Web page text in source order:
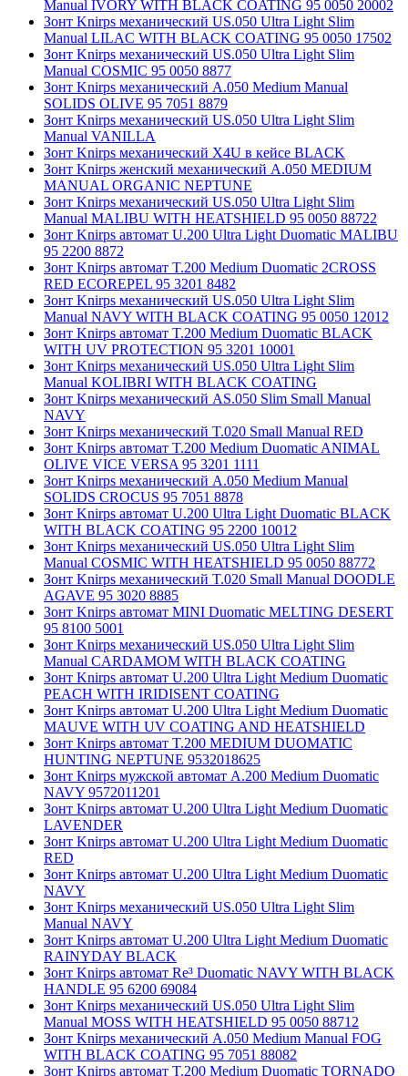
Manual IVORY WITH BLACK COATING 95 0050 20002
Зонт Knirps механический US.050 Ultra Light Slim
Manual LILAC WITH BLACK COATING 95 0050 17502
Зонт Knirps механический US.050 Ultra Light Slim
Manual COSMIC 95 0050 8877
Зонт Knirps механический A.050 Medium Manual
SOLIDS OLIVE 95 7051 8879
Зонт Knirps механический US.050 Ultra Light Slim
Manual VANILLA
Зонт Knirps механический X4U в кейсе BLACK
Зонт Knirps женский механический A.050 MEDIUM
MANUAL ORGANIC NEPTUNE
Зонт Knirps механический US.050 Ultra Light Slim
Manual MALIBU WITH HEATSHIELD 95 0050 88722
Зонт Knirps автомат U.200 Ultra Light Duomatic MALIBU
95 2200 8872
Зонт Knirps автомат T.200 Medium Duomatic 2CROSS
RED ECOREPEL 95 3201 8482
Зонт Knirps механический US.050 Ultra Light Slim
Manual NAVY WITH BLACK COATING 95 0050 12012
Зонт Knirps автомат T.200 Medium Duomatic BLACK
WITH UV PROTECTION 95 3201 10001
Зонт Knirps механический US.050 Ultra Light Slim
Manual KOLIBRI WITH BLACK COATING
Зонт Knirps механический AS.050 Slim Small Manual
NAVY
Зонт Knirps механический T.020 Small Manual RED
Зонт Knirps автомат T.200 Medium Duomatic ANIMAL
OLIVE VICE VERSA 95 3201 1111
Зонт Knirps механический A.050 Medium Manual
SOLIDS CROCUS 95 7051 8878
Зонт Knirps автомат U.200 Ultra Light Duomatic BLACK
WITH BLACK COATING 95 2200 10012
Зонт Knirps механический US.050 Ultra Light Slim
Manual COSMIC WITH HEATSHIELD 95 0050 88772
Зонт Knirps механический T.020 Small Manual DOODLE
AGAVE 95 3020 8885
Зонт Knirps автомат MINI Duomatic MELTING DESERT
95 8100 5001
Зонт Knirps механический US.050 Ultra Light Slim
Manual CARDAMOM WITH BLACK COATING
Зонт Knirps автомат U.200 Ultra Light Medium Duomatic
PEACH WITH IRIDISENT COATING
Зонт Knirps автомат U.200 Ultra Light Medium Duomatic
MAUVE WITH UV COATING AND HEATSHIELD
Зонт Knirps автомат T.200 MEDIUM DUOMATIC
HUNTING NEPTUNE 9532018625
Зонт Knirps мужской автомат A.200 Medium Duomatic
NAVY 9572011201
Зонт Knirps автомат U.200 Ultra Light Medium Duomatic
LAVENDER
Зонт Knirps автомат U.200 Ultra Light Medium Duomatic
RED
Зонт Knirps автомат U.200 Ultra Light Medium Duomatic
NAVY
Зонт Knirps механический US.050 Ultra Light Slim
Manual NAVY
Зонт Knirps автомат U.200 Ultra Light Medium Duomatic
RAINYDAY BLACK
Зонт Knirps автомат Re³ Duomatic NAVY WITH BLACK
HANDLE 95 6200 69084
Зонт Knirps механический US.050 Ultra Light Slim
Manual MOSS WITH HEATSHIELD 95 0050 88712
Зонт Knirps механический A.050 Medium Manual FOG
WITH BLACK COATING 95 7051 88082
Зонт Knirps автомат T.200 Medium Duomatic TORNADO